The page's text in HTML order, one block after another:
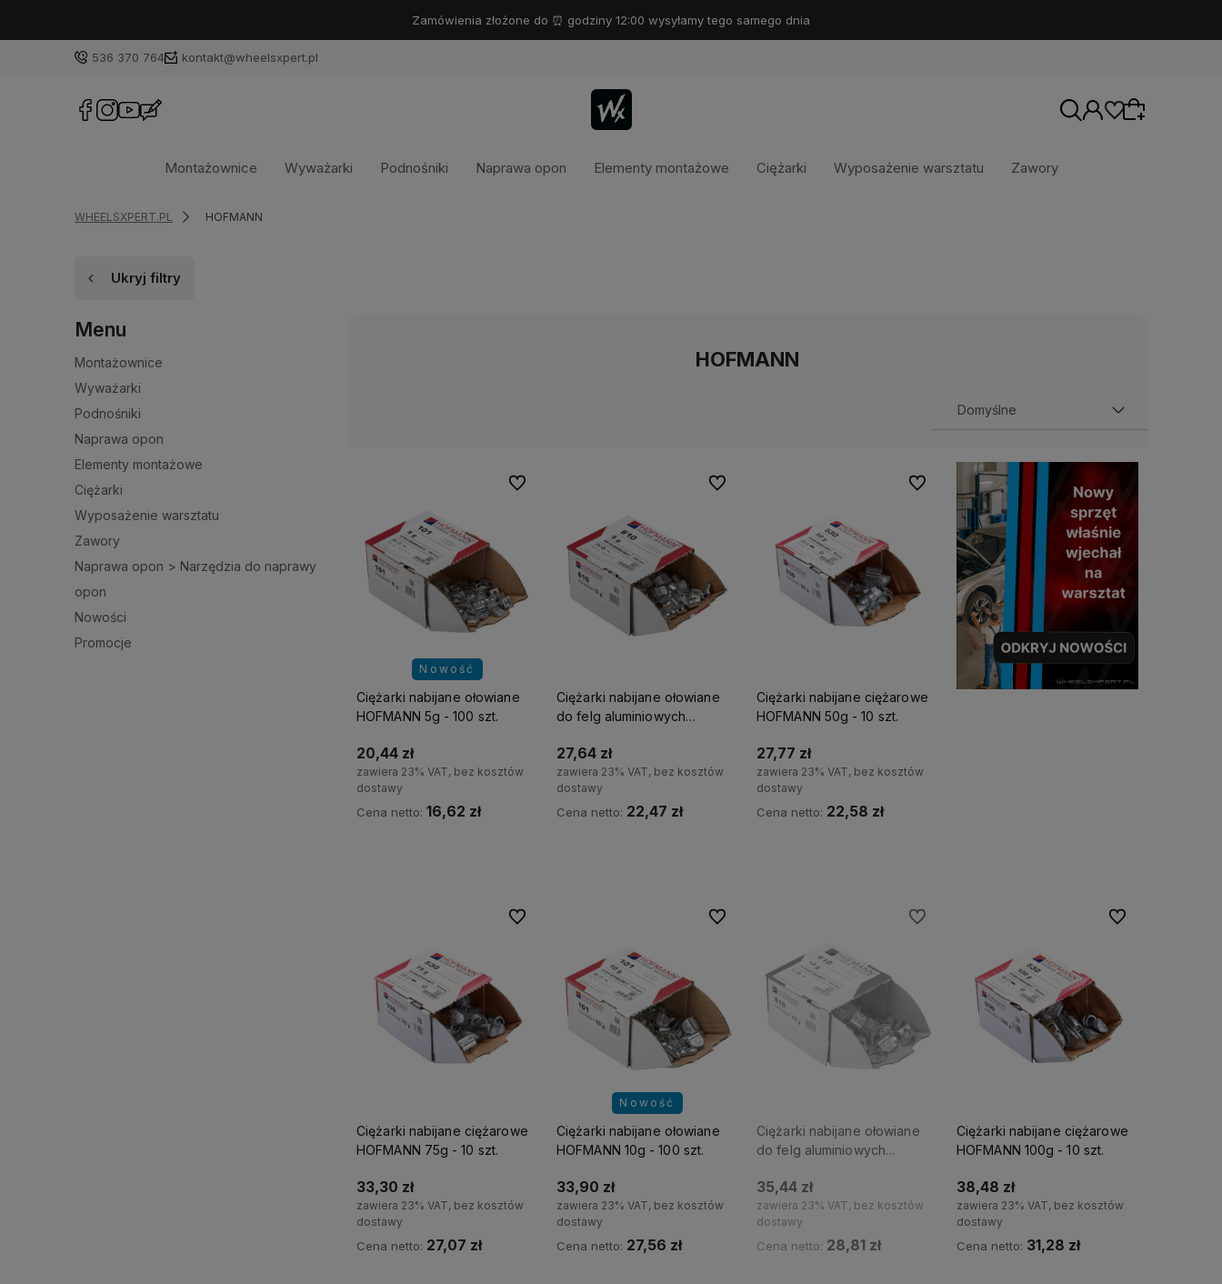
Zamówienia złożone do ⏰ godziny 12:00 wysyłamy tego samego dnia
536 370 764 kontakt@wheelsxpert.pl
Montażownice Wyważarki Podnośniki Naprawa opon Elementy montażowe Ciężarki Wyposażenie warsztatu Zawory
WHEELSXPERT.PL HOFMANN
Ukryj filtry
Menu
Montażownice
Wyważarki
Podnośniki
Naprawa opon
Elementy montażowe
Ciężarki
Wyposażenie warsztatu
Zawory
Naprawa opon > Narzędzia do naprawy
opon
Nowości
Promocje
HOFMANN
Nowość
Ciężarki nabijane ołowiane
HOFMANN 5g - 100 szt.
20,44 zł
zawiera 23% VAT, bez kosztów
dostawy
Cena netto: 16,62 zł
Do ulubionych
Ciężarki nabijane ołowiane
do felg aluminiowych
27,64 zł
zawiera 23% VAT, bez kosztów
dostawy
Cena netto: 22,47 zł
Do ulubionych
Ciężarki nabijane ciężarowe
HOFMANN 50g - 10 szt.
27,77 zł
zawiera 23% VAT, bez kosztów
dostawy
Cena netto: 22,58 zł
Do ulubionych
Ciężarki nabijane ciężarowe
HOFMANN 75g - 10 szt.
33,30 zł
zawiera 23% VAT, bez kosztów
dostawy
Cena netto: 27,07 zł
Do ulubionych
Nowość
Ciężarki nabijane ołowiane
HOFMANN 10g - 100 szt.
33,90 zł
zawiera 23% VAT, bez kosztów
dostawy
Cena netto: 27,56 zł
Do ulubionych
Ciężarki nabijane ołowiane
do felg aluminiowych
35,44 zł
zawiera 23% VAT, bez kosztów
dostawy
Cena netto: 28,81 zł
Do ulubionych
Ciężarki nabijane ciężarowe
HOFMANN 100g - 10 szt.
38,48 zł
zawiera 23% VAT, bez kosztów
dostawy
Cena netto: 31,28 zł
Do ulubionych